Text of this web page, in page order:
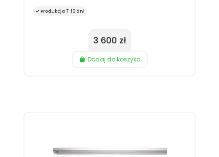
Produkcja 7-10 dni
3 600 zł
Dodaj do koszyka